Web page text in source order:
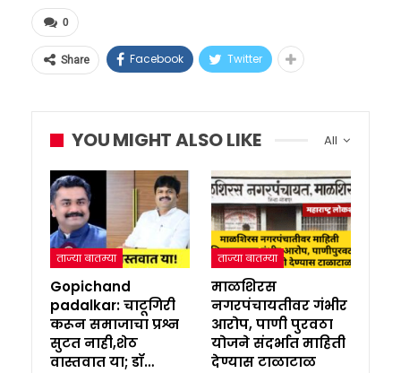
0
Share Facebook Twitter
All
YOU MIGHT ALSO LIKE
ताज्या बातम्या
Gopichand
padalkar: चाटूगिरी
करून समाजाचा प्रश्न
सुटत नाही,शेठ
वास्तवात या; डॉ…
ताज्या बातम्या
माळशिरस
नगरपंचायतीवर गंभीर
आरोप, पाणी पुरवठा
योजने संदर्भात माहिती
देण्यास टाळाटाळ